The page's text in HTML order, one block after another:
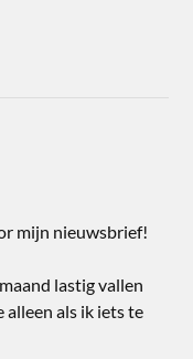
mijn nieuwsbrief!
lastig vallen
alleen als ik iets te